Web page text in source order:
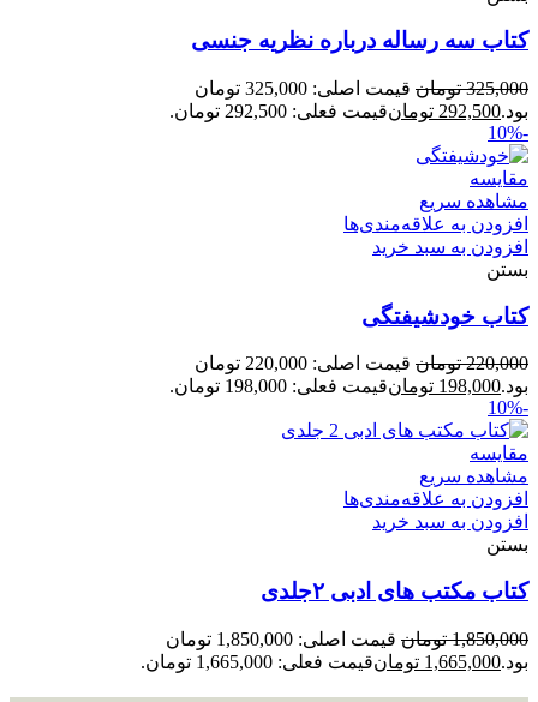
کتاب سه رساله درباره نظریه جنسی
325,000 تومان
قیمت اصلی: 325,000 تومان
بود.292,500 تومانقیمت فعلی: 292,500 تومان.
-10%
مقایسه
مشاهده سریع
افزودن به علاقه‌مندی‌ها
افزودن به سبد خرید
بستن
کتاب خودشیفتگی
220,000 تومان
قیمت اصلی: 220,000 تومان
بود.198,000 تومانقیمت فعلی: 198,000 تومان.
-10%
مقایسه
مشاهده سریع
افزودن به علاقه‌مندی‌ها
افزودن به سبد خرید
بستن
کتاب مکتب های ادبی ۲جلدی
1,850,000 تومان
قیمت اصلی: 1,850,000 تومان
بود.1,665,000 تومانقیمت فعلی: 1,665,000 تومان.